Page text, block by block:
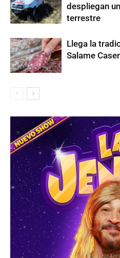
despliegan
terrestre
Llega la
Salame